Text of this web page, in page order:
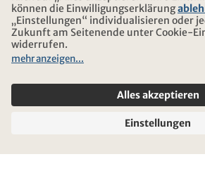
UNSERE PARTNER
Reise-und Versicherungsbedingungen
Cookie-Einstellungen